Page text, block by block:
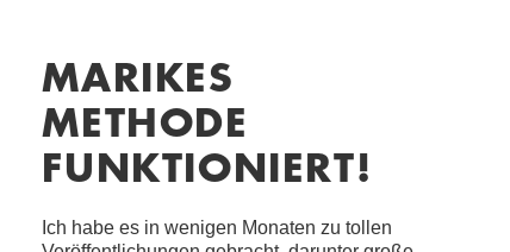
MARIKES
METHODE
FUNKTIONIERT!
Ich habe es in wenigen Monaten zu tollen